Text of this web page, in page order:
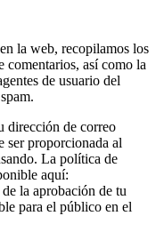
la web, recopilamos los
comentarios, así como la
de usuario del
dirección de correo
ser proporcionada al
La política de
aquí:
la aprobación de tu
para el público en el